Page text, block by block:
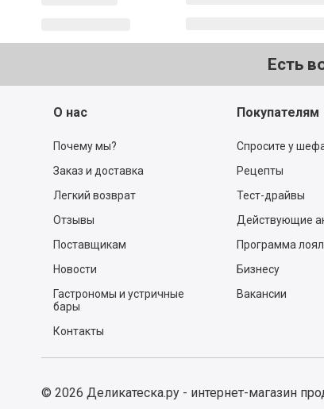
Есть
О нас
Почему мы?
Заказ и доставка
Легкий возврат
Отзывы
Поставщикам
Новости
Гастрономы и устричные
бары
Контакты
Покупателям
Спросите у
Рецепты
Тест-драйвы
Действующие
Программа
Бизнесу
Вакансии
© 2026 Деликатеска.ру - интернет-магазин